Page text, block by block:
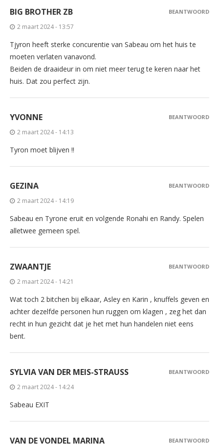
BIG BROTHER ZB
2 maart 2024 - 13:57
Tjyron heeft sterke concurentie van Sabeau om het huis te
moeten verlaten vanavond.
Beiden de draaideur in om niet meer terug te keren naar het
huis. Dat zou perfect zijn.
BEANTWOORD
YVONNE
2 maart 2024 - 14:13
Tyron moet blijven !!
BEANTWOORD
GEZINA
2 maart 2024 - 14:19
Sabeau en Tyrone eruit en volgende Ronahi en Randy. Spelen
alletwee gemeen spel.
BEANTWOORD
ZWAANTJE
2 maart 2024 - 14:21
Wat toch 2 bitchen bij elkaar, Asley en Karin , knuffels geven en
achter dezelfde personen hun ruggen om klagen , zeg het dan
recht in hun gezicht dat je het met hun handelen niet eens
bent.
BEANTWOORD
SYLVIA VAN DER MEIS-STRAUSS
2 maart 2024 - 14:24
Sabeau EXIT
BEANTWOORD
VAN DE VONDEL MARINA BEANTWOORD